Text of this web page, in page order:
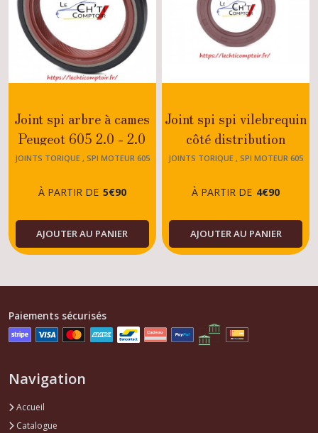
Joint spi arbre à cames
Peugeot 605 2.0 - 2.0
TURBO - 2.0 16V -
JOINTS TORIQUE , SPI MOTEUR 605
À PARTIR DE 5€90
AJOUTER AU PANIER
Joint spi spi vilebrequin
côté distribution
Peugeot 605 3.0 - 3.0V6
16V - 2.1TD - 2.1 TD12
JOINTS TORIQUE , SPI MOTEUR 605
À PARTIR DE 4€90
AJOUTER AU PANIER
Paiements sécurisés
Navigation
Accueil
Catalogue